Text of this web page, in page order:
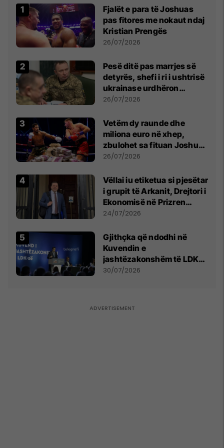
Fjalët e para të Joshuas
pas fitores me nokaut ndaj
Kristian Prengës
26/07/2026
Pesë ditë pas marrjes së
detyrës, shefi i ri i ushtrisë
ukrainase urdhëron
kontroll të madh
26/07/2026
Vetëm dy raunde dhe
miliona euro në xhep,
zbulohet sa fituan Joshua
e Prenga
26/07/2026
Vëllai iu etiketua si pjesëtar
i grupit të Arkanit, Drejtori i
Ekonomisë në Prizren
mohon pretendimet
24/07/2026
Gjithçka që ndodhi në
Kuvendin e
jashtëzakonshëm të LDK-
së
30/07/2026